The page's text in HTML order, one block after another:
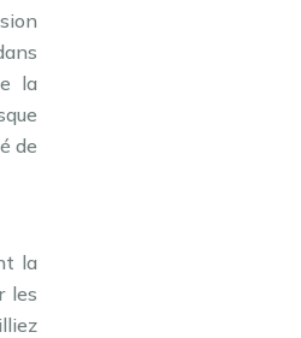
la
de
la
les